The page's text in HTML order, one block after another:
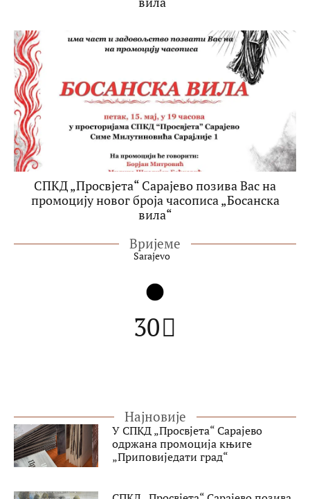
СПКД „Просвјета“ Сарајево позива Вас на
промоцију новог броја часописа „Босанска
вила“
Вријеме
Sarajevo
30
Најновије
У СПКД „Просвјета“ Сарајево
одржана промоција књиге
„Приповиједати град“